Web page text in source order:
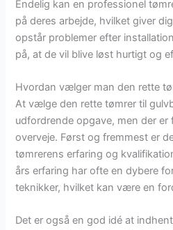
Endelig kan en professionel
på deres arbejde, hvilket giver
opstår problemer efter
på, at de vil blive løst hurtigt og
Hvordan vælger man den rette
At vælge den rette tømrer til
udfordrende opgave, men der er
overveje. Først og fremmest er
tømrerens erfaring og
års erfaring har ofte en dybere
teknikker, hvilket kan være en
Det er også en god idé at